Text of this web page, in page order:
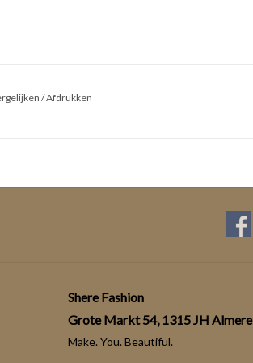
/Afdrukken
Shere Fashion
Grote Markt 54, 1315 JH Almere
Make. You. Beautiful.